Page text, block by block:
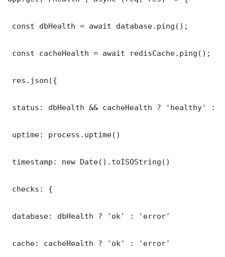
const dbHealth = await database.ping();
const cacheHealth = await redisCache.ping();
res.json({
status: dbHealth && cacheHealth ? 'healthy' :
uptime: process.uptime()
timestamp: new Date().toISOString()
checks: {
database: dbHealth ? 'ok' : 'error'
cache: cacheHealth ? 'ok' : 'error'